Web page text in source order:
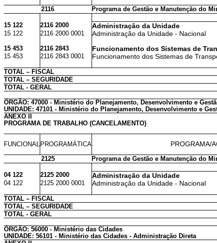
2116 Programa de Gestão e Manutenção do
15 122 2116 2000 Administração da Unidade
15 122 2116 2000 0001 Administração da Unidade - Nacional
15 453 2116 2843 Funcionamento dos Sistemas de
15 453 2116 2843 0001 Funcionamento dos Sistemas de
TOTAL – FISCAL
TOTAL – SEGURIDADE
TOTAL - GERAL
ÓRGÃO: 47000 - Ministério do Planejamento, Desenvolvimento e
UNIDADE: 47101 - Ministério do Planejamento, Desenvolvimento e
ANEXO II
PROGRAMA DE TRABALHO (CANCELAMENTO)
FUNCIONAL PROGRAMÁTICA PROGRAMA/
2125 Programa de Gestão e Manutenção do
04 122 2125 2000 Administração da Unidade
04 122 2125 2000 0001 Administração da Unidade - Nacional
TOTAL – FISCAL
TOTAL – SEGURIDADE
TOTAL - GERAL
ÓRGÃO: 56000 - Ministério das Cidades
UNIDADE: 56101 - Ministério das Cidades - Administração Direta